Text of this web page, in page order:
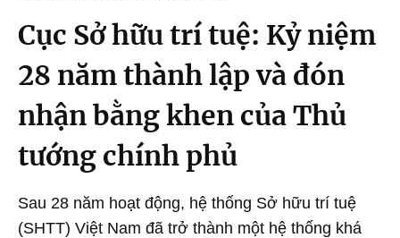
Cục Sở hữu trí tuệ: Kỷ niệm
28 năm thành lập và đón
nhận bằng khen của Thủ
tướng chính phủ
Sau 28 năm hoạt động, hệ thống Sở hữu trí tuệ
(SHTT) Việt Nam đã trở thành một hệ thống khá